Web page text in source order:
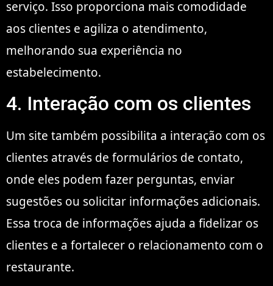
serviço. Isso proporciona mais comodidade
aos clientes e agiliza o atendimento,
melhorando sua experiência no
estabelecimento.
4. Interação com os clientes
Um site também possibilita a interação com os
clientes através de formulários de contato,
onde eles podem fazer perguntas, enviar
sugestões ou solicitar informações adicionais.
Essa troca de informações ajuda a fidelizar os
clientes e a fortalecer o relacionamento com o
restaurante.